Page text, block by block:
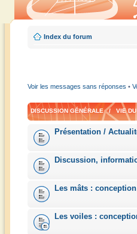
Index du forum
Voir les messages sans réponses •
DISCUSSION GÉNÉRALE / VIE DU
Présentation /
Discussion,
Les mâts :
Les voiles :